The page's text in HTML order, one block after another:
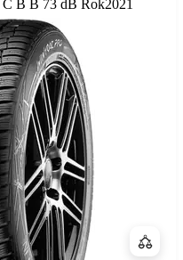
Etykieta:
C B B 73 dB Rok2021